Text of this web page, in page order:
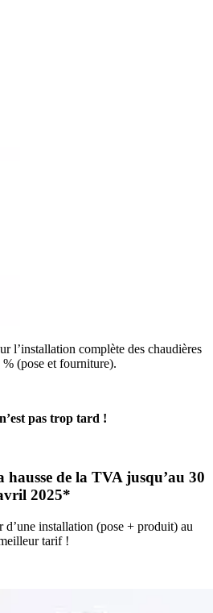
l’installation complète des chaudières
% (pose et fourniture).
pas trop tard !
hausse de la TVA jusqu’au 30
2025*
installation (pose + produit) au
tarif !